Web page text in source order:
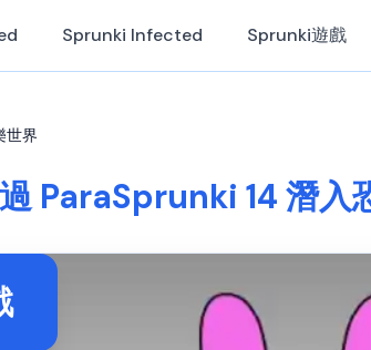
Sprunki Infected Sprunki遊戲
世界
ParaSprunki 14 潛入